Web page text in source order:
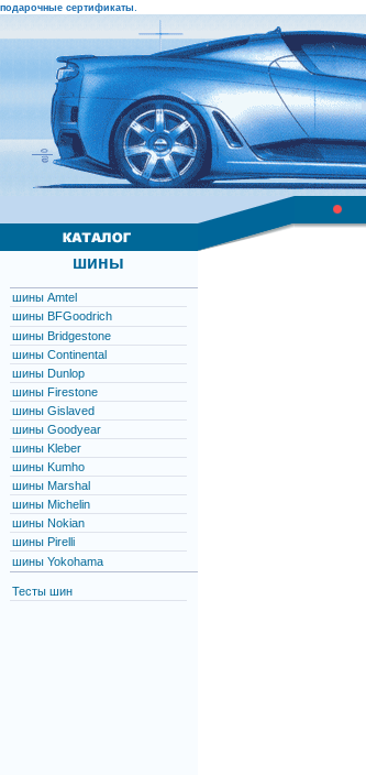
подарочные сертификаты
шины
шины Amtel
шины BFGoodrich
шины Bridgestone
шины Continental
шины Dunlop
шины Firestone
шины Gislaved
шины Goodyear
шины Kleber
шины Kumho
шины Marshal
шины Michelin
шины Nokian
шины Pirelli
шины Yokohama
Тесты шин